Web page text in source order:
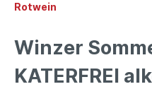
Rotwein
Winzer
KATERFREI